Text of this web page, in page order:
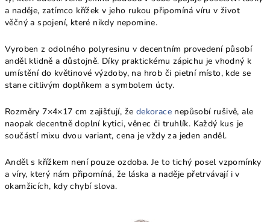
a naděje, zatímco křížek v jeho rukou připomíná víru v život
věčný a spojení, které nikdy nepomine.
Vyroben z odolného polyresinu v decentním provedení působí
anděl klidně a důstojně. Díky praktickému zápichu je vhodný k
umístění do květinové výzdoby, na hrob či pietní místo, kde se
stane citlivým doplňkem a symbolem úcty.
Rozměry 7×4×17 cm zajišťují, že dekorace nepůsobí rušivě, ale
naopak decentně doplní kytici, věnec či truhlík. Každý kus je
součástí mixu dvou variant, cena je vždy za jeden anděl.
Anděl s křížkem není pouze ozdoba. Je to tichý posel vzpomínky
a víry, který nám připomíná, že láska a naděje přetrvávají i v
okamžicích, kdy chybí slova.